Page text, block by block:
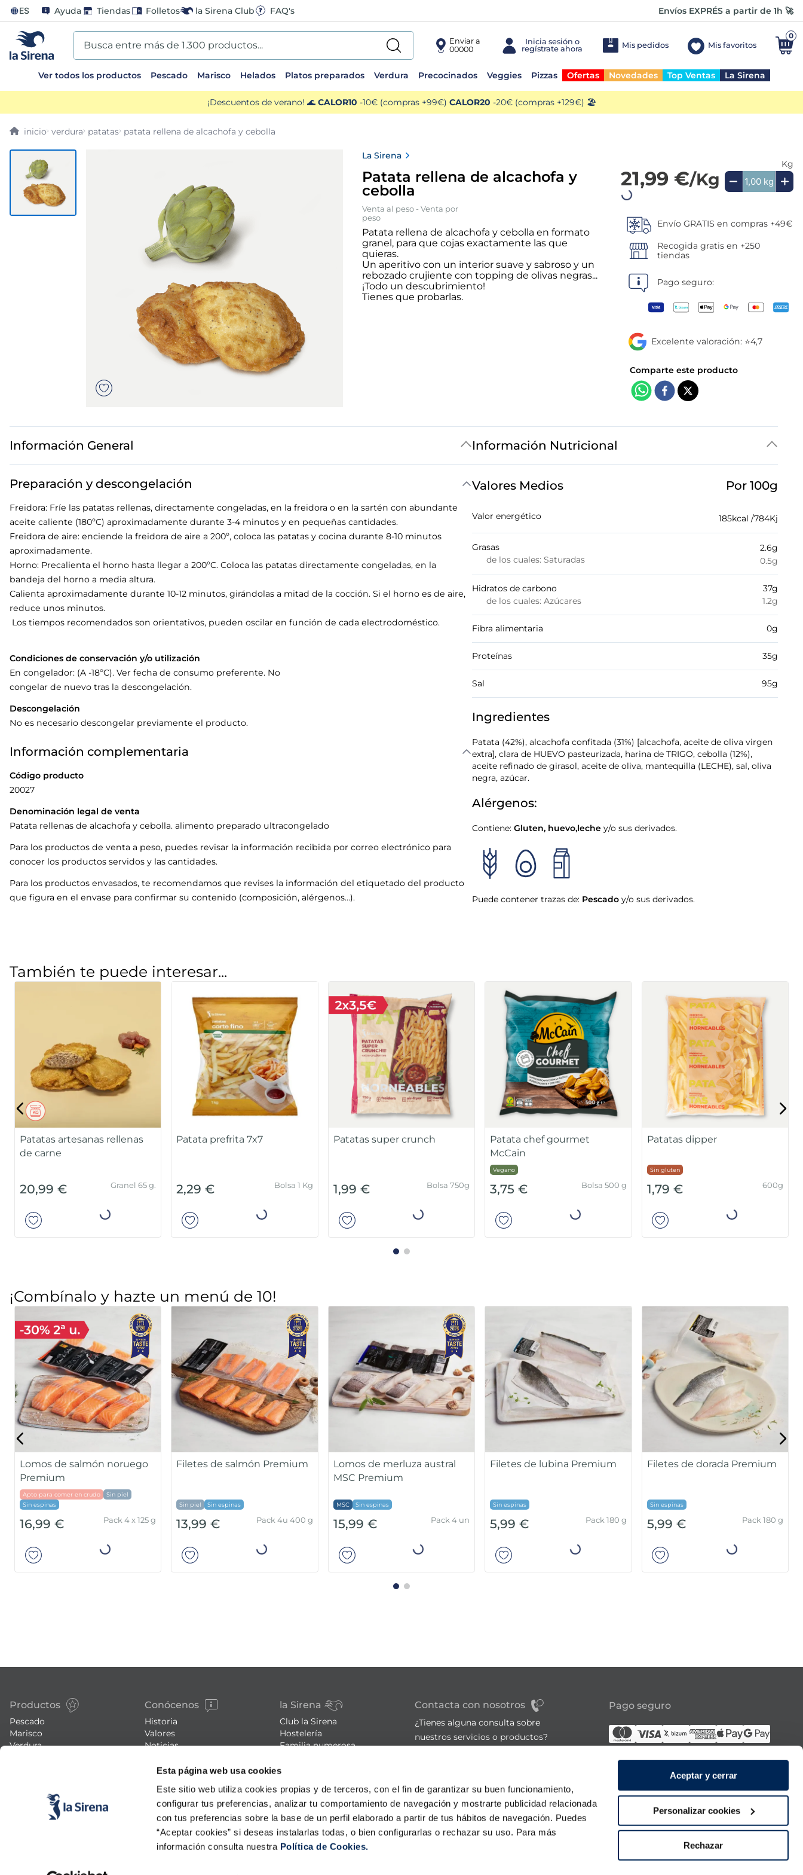
Esta página web usa cookies
Este sitio web utiliza cookies propias y de terceros, con el fin de garantizar su buen funcionamiento,
configurar tus preferencias, analizar tu comportamiento de navegación y mostrarte publicidad relacionada
con tus preferencias sobre la base de un perfil elaborado a partir de tus hábitos de navegación. Puedes
“Aceptar cookies” si deseas instalarlas todas, o bien configurarlas o rechazar su uso. Para más
información consulta nuestra Política de Cookies.
Aceptar y cerrar
Personalizar cookies
Rechazar
ES Ayuda Tiendas Folletos la Sirena Club FAQ's Envíos EXPRÉS a partir de 1h 🚀
Busca entre más de 1.300 productos...
Enviar a
00000
Mis pedidos Mis favoritos
0
Ver todos los productos Pescado Marisco Helados Platos preparados Verdura Precocinados Veggies Pizzas Ofertas Novedades Top Ventas La Sirena
¡Descuentos de verano! 🌊 CALOR10 -10€ (compras +99€) CALOR20 -20€ (compras +129€) 🏖️
verdura patatas patata rellena de alcachofa y cebolla
La Sirena
Patata rellena de alcachofa y
cebolla
Venta al peso - Venta por
peso
Patata rellena de alcachofa y cebolla en formato
granel, para que cojas exactamente las que
quieras.
Un aperitivo con un interior suave y sabroso y un
rebozado crujiente con topping de olivas negras...
¡Todo un descubrimiento!
Tienes que probarlas.
21,99 €/Kg
Kg
Recogida gratis en +250
Información General
Preparación y descongelación
Freidora: Fríe las patatas rellenas, directamente congeladas, en la freidora o en la sartén con abundante
aceite caliente (180ºC) aproximadamente durante 3-4 minutos y en pequeñas cantidades.
Freidora de aire: enciende la freidora de aire a 200º, coloca las patatas y cocina durante 8-10 minutos
aproximadamente.
Horno: Precalienta el horno hasta llegar a 200ºC. Coloca las patatas directamente congeladas, en la
bandeja del horno a media altura.
Calienta aproximadamente durante 10-12 minutos, girándolas a mitad de la cocción. Si el horno es de aire,
reduce unos minutos.
Los tiempos recomendados son orientativos, pueden oscilar en función de cada electrodoméstico.
Condiciones de conservación y/o utilización
En congelador: (A -18ºC). Ver fecha de consumo preferente. No
congelar de nuevo tras la descongelación.
Descongelación
No es necesario descongelar previamente el producto.
Información complementaria
Código producto
20027
Denominación legal de venta
Patata rellenas de alcachofa y cebolla. alimento preparado ultracongelado
Para los productos de venta a peso, puedes revisar la información recibida por correo electrónico para
conocer los productos servidos y las cantidades.
Para los productos envasados, te recomendamos que revises la información del etiquetado del producto
que figura en el envase para confirmar su contenido (composición, alérgenos…).
Información Nutricional
Valores Medios Por 100g
Valor energético 185kcal / 784Kj
Grasas
de los cuales: Saturadas
2.6g
0.5g
Hidratos de carbono
de los cuales: Azúcares
37g
1.2g
Fibra alimentaria 0g
Proteínas 35g
Sal 95g
Ingredientes
Patata (42%), alcachofa confitada (31%) [alcachofa, aceite de oliva virgen
extra], clara de HUEVO pasteurizada, harina de TRIGO, cebolla (12%),
aceite refinado de girasol, aceite de oliva, mantequilla (LECHE), sal, oliva
negra, azúcar.
Alérgenos:
Contiene: Gluten, huevo,leche y/o sus derivados.
Puede contener trazas de: Pescado y/o sus derivados.
También te puede interesar...
Patatas artesanas rellenas
de carne
20,99 € Granel 65 g.
Patata prefrita 7x7
2,29 € Bolsa 1 Kg
Patatas super crunch
1,99 € Bolsa 750g
Patata chef gourmet
McCain
Vegano
3,75 € Bolsa 500 g
Patatas dipper
Sin gluten
1,79 € 600g
¡Combínalo y hazte un menú de 10!
Lomos de salmón noruego
Premium
Apto para comer en crudo
Sin piel
Sin espinas
16,99 € Pack 4 x 125 g
Filetes de salmón Premium
Sin piel Sin espinas
13,99 € Pack 4u 400 g
Lomos de merluza austral
MSC Premium
MSC Sin espinas
15,99 € Pack 4 un
Filetes de lubina Premium
Sin espinas
5,99 € Pack 180 g
Filetes de dorada Premium
Sin espinas
5,99 € Pack 180 g
Productos
Pescado
Marisco
Conócenos
Historia
Valores
Blog
Eventos
FAQs (preguntas frecuentes)
la Sirena
Club la Sirena
Hostelería
Trucos de cocina
Recetas
Promociones - Bases legales
Política de privacidad
Condiciones de compra
Política de cookies
Contacta con nosotros
¿Tienes alguna consulta sobre
nuestros servicios o productos?
900 21 06 21
De lunes a sábado de 9:00 a 21:00h
Algunas tiendas abiertas el domingo
Pago seguro
TÉRMINOS MÁS BUSCADOS
1. helados sirena
3. patatas
4. gamba